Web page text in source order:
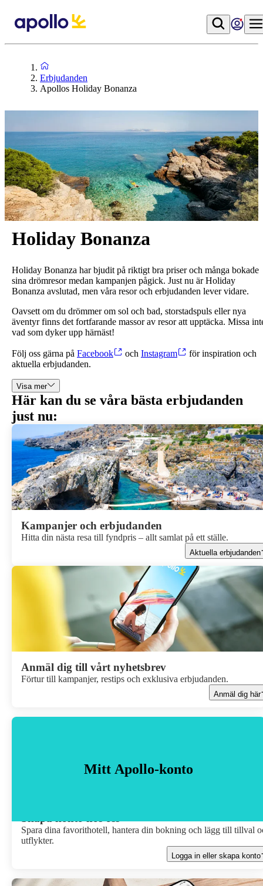
Erbjudanden
Apollos Holiday Bonanza
Holiday Bonanza
Holiday Bonanza har bjudit på riktigt bra priser och många bokade
sina drömresor medan kampanjen pågick. Just nu är Holiday
Bonanza avslutad, men våra resor och erbjudanden lever vidare.
Oavsett om du drömmer om sol och bad, storstadspuls eller nya
äventyr finns det fortfarande massor av resor att upptäcka. Missa
vad som dyker upp härnäst!
Följ oss gärna på Facebook och Instagram
för inspiration och
aktuella erbjudanden.
Visa mer
Här kan du se våra bästa erbjudanden
just nu:
Kampanjer och erbjudanden
Hitta din nästa resa till fyndpris – allt samlat på ett ställe.
Aktuella erbjudanden
Anmäl dig till vårt nyhetsbrev
Förtur till kampanjer, restips och exklusiva erbjudanden.
Anmäl dig här
Mitt Apollo-konto
Spara dina favorithotell, hantera din bokning och lägg till tillval
utflykter.
Logga in eller skapa konto